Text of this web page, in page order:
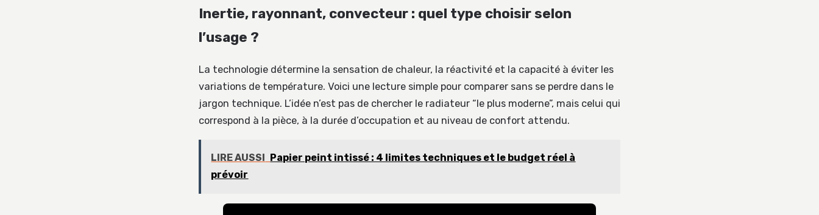
Inertie, rayonnant, convecteur : quel type choisir selon
l’usage ?
La technologie détermine la sensation de chaleur, la réactivité et la capacité à éviter les
variations de température. Voici une lecture simple pour comparer sans se perdre dans le
jargon technique. L’idée n’est pas de chercher le radiateur “le plus moderne”, mais celui qui
correspond à la pièce, à la durée d’occupation et au niveau de confort attendu.
LIRE AUSSI
Papier peint intissé : 4 limites techniques et le budget réel à
prévoir